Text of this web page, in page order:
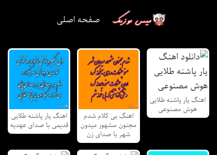
صفحه اصلی
اهنگ یار پاشنه طلایی
هوش مصنوعی
اهنگ بی کلام شدم
مجنون مشهور میدون
شهر با صدای زن
اهنگ یار پاشنه طلایی
قدیمی با صدای عهدیه